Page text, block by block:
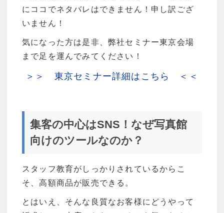
にココでネタバレはできません！ 申し訳ござ
いません！
気になった方は是非、弊社セミナー東京会場
まで足を運んでみてください！
＞＞ 東京セミナー詳細はこちら ＜＜
集客の中心はSNS！なぜ写真館
向けのツールなのか？
スタッフ教育がしっかりされているからこ
そ、高額商品が販売できる。
とはいえ、そんな良質なお客様にどうやって